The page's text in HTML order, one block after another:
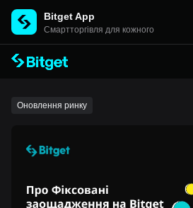
Bitget App
Cмартторгівля для кожного
Оновлення ринку